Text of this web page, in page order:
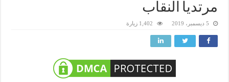
مرتديا النقاب
5 ديسمبر، 2019 1,402 زيارة